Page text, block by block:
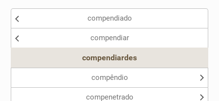
Nenhum dos sinônimos apresentados me ajudou
compendiado
compendiar
compendiardes
compêndio
compenetrado